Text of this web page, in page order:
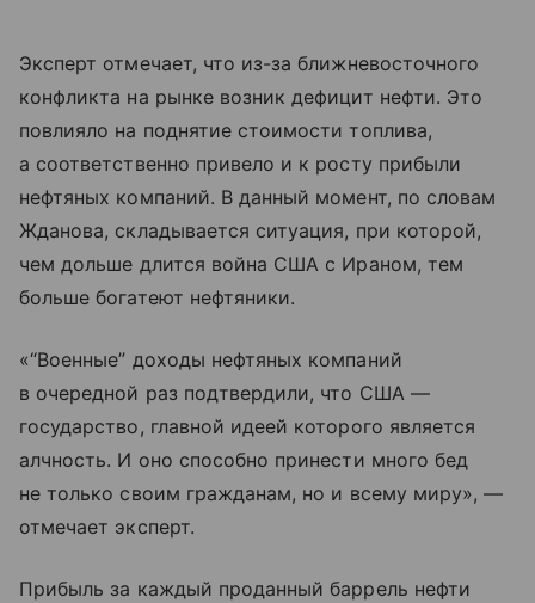
Эксперт отмечает, что из-за ближневосточного
конфликта на рынке возник дефицит нефти. Это
повлияло на поднятие стоимости топлива,
а соответственно привело и к росту прибыли
нефтяных компаний. В данный момент, по словам
Жданова, складывается ситуация, при которой,
чем дольше длится война США с Ираном, тем
больше богатеют нефтяники.
«“Военные” доходы нефтяных компаний
в очередной раз подтвердили, что США —
государство, главной идеей которого является
алчность. И оно способно принести много бед
не только своим гражданам, но и всему миру», —
отмечает эксперт.
Прибыль за каждый проданный баррель нефти